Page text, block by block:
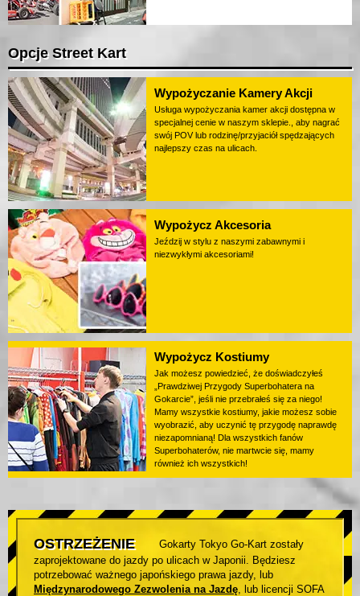
Opcje Street Kart
Wypożyczanie Kamery Akcji
Usługa wypożyczania kamer akcji dostępna w
specjalnej cenie w naszym sklepie., aby nagrać
swój POV lub rodzinę/przyjaciół spędzających
najlepszy czas na ulicach.
Wypożycz Akcesoria
Jeździj w stylu z naszymi zabawnymi i
niezwykłymi akcesoriami!
Wypożycz Kostiumy
Jak możesz powiedzieć, że doświadczyłeś
„Prawdziwej Przygody Superbohatera na
Gokarcie”, jeśli nie przebrałeś się za niego!
Mamy wszystkie kostiumy, jakie możesz sobie
wyobrazić, aby uczynić tę przygodę naprawdę
niezapomnianą! Dla wszystkich fanów
Superbohaterów, nie martwcie się, mamy
również ich wszystkich!
OSTRZEŻENIE
Gokarty Tokyo Go-Kart zostały
zaprojektowane do jazdy po ulicach w Japonii. Będziesz
potrzebować ważnego japońskiego prawa jazdy, lub
Międzynarodowego Zezwolenia na Jazdę , lub licencji SOFA